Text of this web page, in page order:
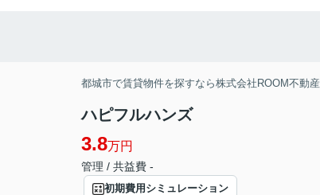
都城市で賃貸物件を探すなら株式会社ROOM不動産
ハピフルハンズ
3.8万円
管理 / 共益費 -
初期費用シミュレーション